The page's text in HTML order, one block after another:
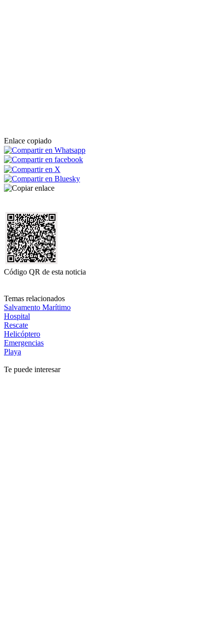
Enlace copiado
Código QR de esta noticia
Temas relacionados
Salvamento Marítimo
Hospital
Rescate
Helicóptero
Emergencias
Playa
Te puede interesar